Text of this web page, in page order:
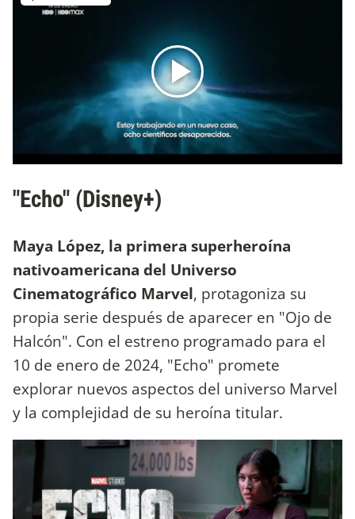
"Echo" (Disney+)
Maya López, la primera superheroína
nativoamericana del Universo
Cinematográfico Marvel, protagoniza su
propia serie después de aparecer en "Ojo de
Halcón". Con el estreno programado para el
10 de enero de 2024, "Echo" promete
explorar nuevos aspectos del universo Marvel
y la complejidad de su heroína titular.